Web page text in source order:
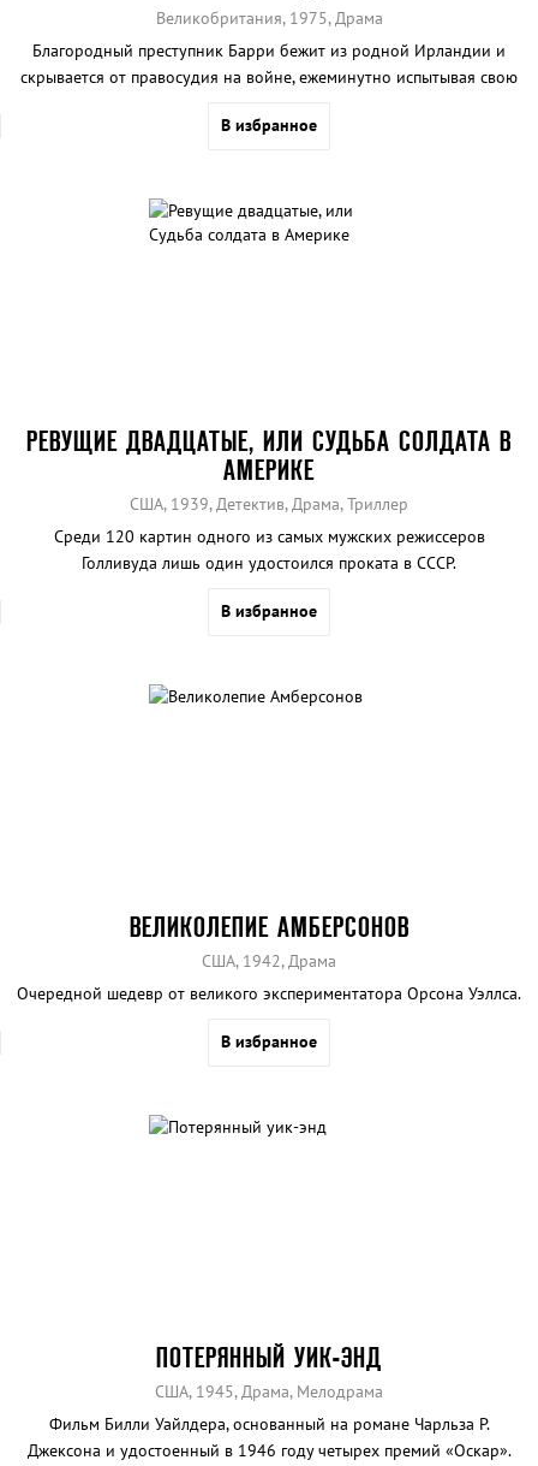
Великобритания, 1975, Драма
Благородный преступник Барри бежит из родной Ирландии и
скрывается от правосудия на войне, ежеминутно испытывая свою
В избранное
РЕВУЩИЕ ДВАДЦАТЫЕ, ИЛИ СУДЬБА СОЛДАТА В
АМЕРИКЕ
США, 1939, Детектив, Драма, Триллер
Среди 120 картин одного из самых мужских режиссеров
Голливуда лишь один удостоился проката в СССР.
В избранное
ВЕЛИКОЛЕПИЕ АМБЕРСОНОВ
США, 1942, Драма
Очередной шедевр от великого экспериментатора Орсона Уэллса.
В избранное
ПОТЕРЯННЫЙ УИК-ЭНД
США, 1945, Драма, Мелодрама
Фильм Билли Уайлдера, основанный на романе Чарльза Р.
Джексона и удостоенный в 1946 году четырех премий «Оскар».